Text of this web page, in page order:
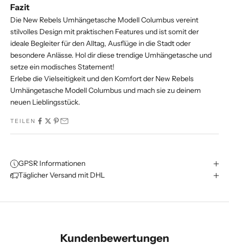
Fazit
Die New Rebels Umhängetasche Modell Columbus vereint
stilvolles Design mit praktischen Features und ist somit der
ideale Begleiter für den Alltag, Ausflüge in die Stadt oder
besondere Anlässe. Hol dir diese trendige Umhängetasche und
setze ein modisches Statement!
Erlebe die Vielseitigkeit und den Komfort der New Rebels
Umhängetasche Modell Columbus und mach sie zu deinem
neuen Lieblingsstück.
TEILEN
GPSR Informationen
Täglicher Versand mit DHL
Kundenbewertungen